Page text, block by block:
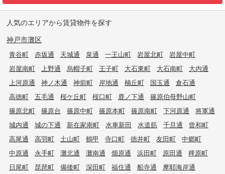
人気のエリアから賃貸物件を探す
神戸市灘区
青谷町 赤坂通 天城通 泉通 一王山町 岩屋北町
岩屋中町
岩屋南町
上野通 烏帽子町 王子町 大石東町 大石南町
大内通
上河原通
神ノ木通 神前町 岸地通 楠丘町 国玉通
倉石通
高徳町
五毛通 桜ケ丘町 桜口町 鹿ノ下通
篠原伯母野山町
篠原北町
篠原台 篠原中町 篠原本町 篠原南町 下河原通
将軍通
城内通
城の下通 新在家南町 水車新田 水道筋 千旦通
曾和町
高尾通
高羽町 土山町 鶴甲 寺口町 徳井町 友田町
中郷町
中原通
永手町 灘北通 灘南通 畑原通 浜田町 原田通
稗原町
日尾町
琵琶町 備後町 深田町 福住通 船寺通
摩耶海岸通